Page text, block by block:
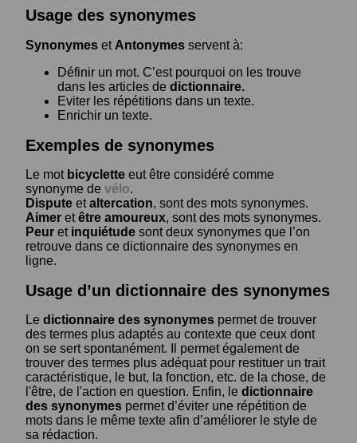
Usage des synonymes
Synonymes et Antonymes servent à:
Définir un mot. C’est pourquoi on les trouve
dans les articles de dictionnaire.
Eviter les répétitions dans un texte.
Enrichir un texte.
Exemples de synonymes
Le mot bicyclette eut être considéré comme
synonyme de vélo.
Dispute etaltercation, sont des mots synonymes.
Aimer etêtre amoureux, sont des mots synonymes.
Peur et inquiétude sont deux synonymes que l’on
retrouve dans ce dictionnaire des synonymes en
ligne.
Usage d’un dictionnaire des synonymes
Le dictionnaire des synonymes permet de trouver
des termes plus adaptés au contexte que ceux dont
on se sert spontanément. Il permet également de
trouver des termes plus adéquat pour restituer un trait
caractéristique, le but, la fonction, etc. de la chose, de
l'être, de l'action en question. Enfin, le dictionnaire
des synonymes permet d’éviter une répétition de
mots dans le même texte afin d’améliorer le style de
sa rédaction.